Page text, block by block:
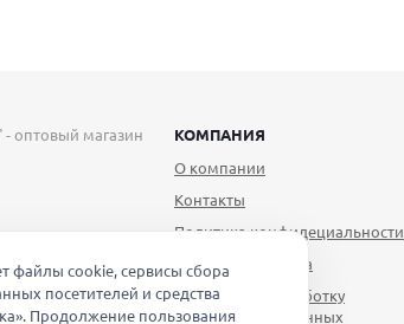
оптовый магазин
КОМПАНИЯ
О компании
Контакты
Политика конфидециальности
Публичная оферта
Согласие на обработку
персональных данных
файлы cookie, сервисы сбора
посетителей и средства
Продолжение пользования